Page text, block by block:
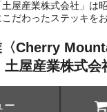
屋産業株式会社」は
だわったステッキを
Cherry
土屋産業株式会
ー